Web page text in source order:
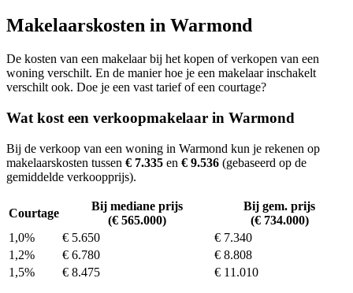
Makelaarskosten in Warmond
De kosten van een makelaar bij het kopen of verkopen van een
woning verschilt. En de manier hoe je een makelaar inschakelt
verschilt ook. Doe je een vast tarief of een courtage?
Wat kost een verkoopmakelaar in Warmond
Bij de verkoop van een woning in Warmond kun je rekenen op
makelaarskosten tussen € 7.335 en € 9.536 (gebaseerd op de
gemiddelde verkoopprijs).
Courtage
Bij mediane prijs
(€ 565.000)
Bij gem. prijs
(€ 734.000)
1,0%
€ 5.650
€ 7.340
1,2%
€ 6.780
€ 8.808
1,5%
€ 8.475 € 11.010